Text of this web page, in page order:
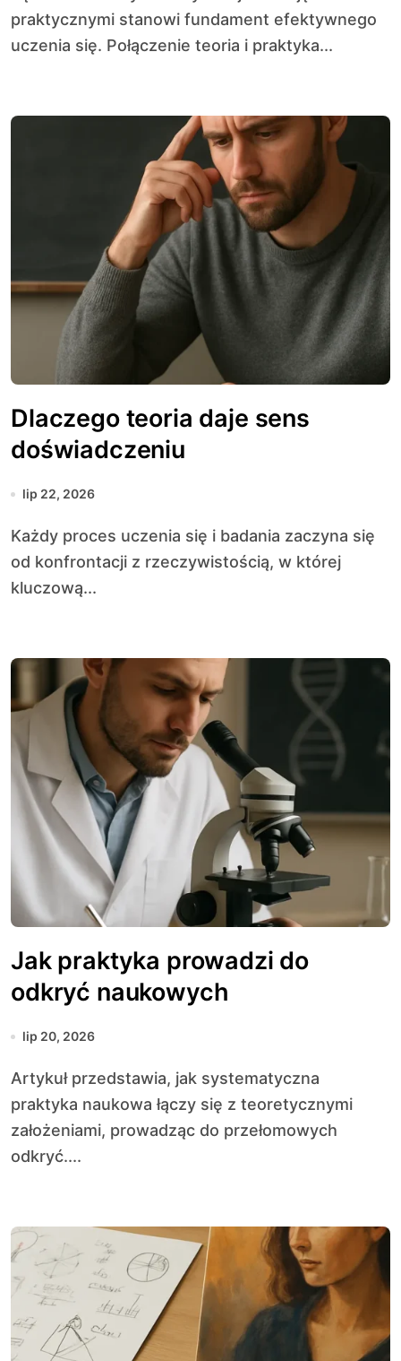
praktycznymi stanowi fundament efektywnego
uczenia się. Połączenie teoria i praktyka...
Dlaczego teoria daje sens
doświadczeniu
lip 22, 2026
Każdy proces uczenia się i badania zaczyna się
od konfrontacji z rzeczywistością, w której
kluczową...
Jak praktyka prowadzi do
odkryć naukowych
lip 20, 2026
Artykuł przedstawia, jak systematyczna
praktyka naukowa łączy się z teoretycznymi
założeniami, prowadząc do przełomowych
odkryć....